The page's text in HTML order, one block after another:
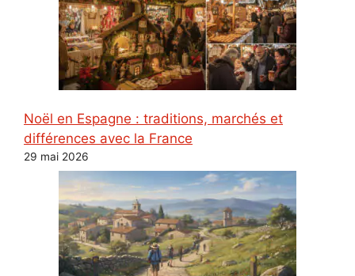
Noël en Espagne : traditions, marchés et
différences avec la France
29 mai 2026